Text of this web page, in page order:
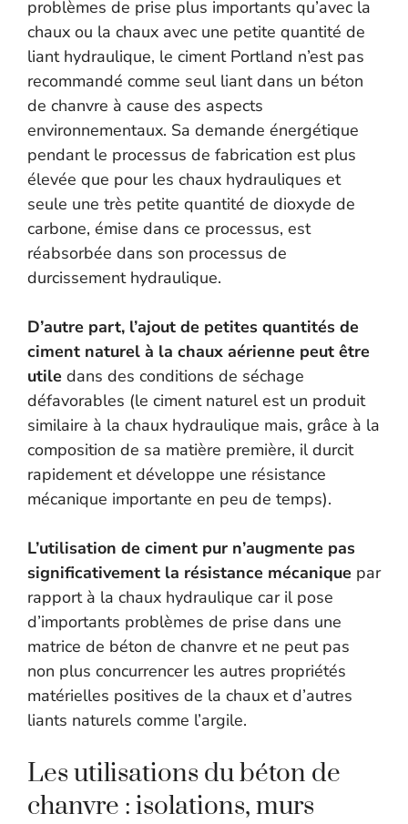
problèmes de prise plus importants qu’avec la
chaux ou la chaux avec une petite quantité de
liant hydraulique, le ciment Portland n’est pas
recommandé comme seul liant dans un béton
de chanvre à cause des aspects
environnementaux. Sa demande énergétique
pendant le processus de fabrication est plus
élevée que pour les chaux hydrauliques et
seule une très petite quantité de dioxyde de
carbone, émise dans ce processus, est
réabsorbée dans son processus de
durcissement hydraulique.
D’autre part, l’ajout de petites quantités de
ciment naturel à la chaux aérienne peut être
utile dans des conditions de séchage
défavorables (le ciment naturel est un produit
similaire à la chaux hydraulique mais, grâce à la
composition de sa matière première, il durcit
rapidement et développe une résistance
mécanique importante en peu de temps).
L’utilisation de ciment pur n’augmente pas
significativement la résistance mécanique par
rapport à la chaux hydraulique car il pose
d’importants problèmes de prise dans une
matrice de béton de chanvre et ne peut pas
non plus concurrencer les autres propriétés
matérielles positives de la chaux et d’autres
liants naturels comme l’argile.
Les utilisations du béton de
chanvre : isolations, murs